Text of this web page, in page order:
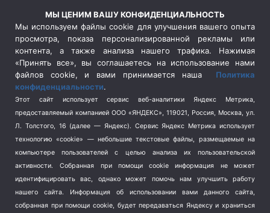
(510)
Сельское хозяйство (3)
Социальная политика
(3)
Спецоперация в Украине
Спецоперация на Украине
(404)
Спорт (740)
Терроризм (1)
Транспорт (262)
Туризм (178)
Флот (76)
Школа и спорт (2)
МЫ ЦЕНИМ ВАШУ КОНФИДЕНЦИАЛЬНОСТЬ
Мы используем файлы cookie для улучшения вашего опыта
просмотра, показа персонализированной рекламы или
контента, а также анализа нашего трафика. Нажимая
«Принять все», вы соглашаетесь на использование нами
файлов cookie, и вами принимается наша Политика
конфиденциальности.
Этот сайт использует сервис веб-аналитики Яндекс Метрика,
предоставляемый компанией ООО «ЯНДЕКС», 119021, Россия, Москва, ул.
Л. Толстого, 16 (далее — Яндекс). Сервис Яндекс Метрика использует
технологию «cookie» — небольшие текстовые файлы, размещаемые на
компьютере пользователей с целью анализа их пользовательской
активности.
Собранная при помощи cookie информация не может
идентифицировать вас, однако может помочь нам улучшить работу
нашего сайта. Информация об использовании вами данного сайта,
собранная при помощи cookie, будет передаваться Яндексу и храниться